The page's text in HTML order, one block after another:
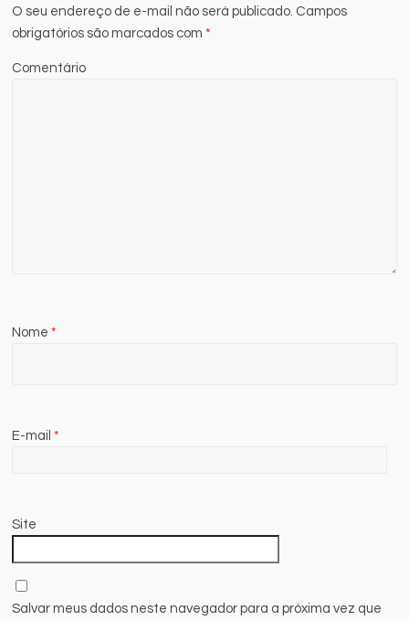
O seu endereço de e-mail não será publicado. Campos
obrigatórios são marcados com*
Comentário
Nome*
E-mail*
Site
Salvar meus dados neste navegador para a próxima vez que